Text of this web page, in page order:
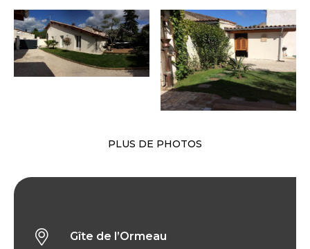
PLUS DE PHOTOS
Gîte de l’Ormeau